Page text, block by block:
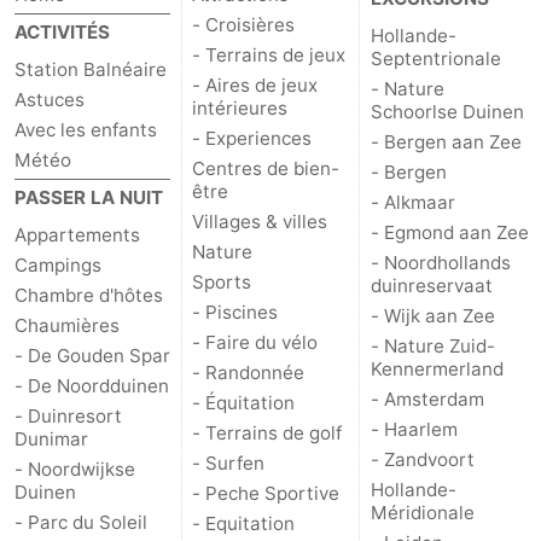
ACTIVITÉS
Station Balnéaire
Astuces
Avec les enfants
Météo
PASSER LA NUIT
Appartements
Campings
Chambre d'hôtes
Chaumières
- De Gouden Spar
- De Noordduinen
- Duinresort
Dunimar
- Noordwijkse
Duinen
- Parc du Soleil
- Croisières
- Terrains de jeux
- Aires de jeux
intérieures
- Experiences
Centres de bien-
être
Villages & villes
Nature
Sports
- Piscines
- Faire du vélo
- Randonnée
- Équitation
- Terrains de golf
- Surfen
- Peche Sportive
- Equitation
Hollande-
Septentrionale
- Nature
Schoorlse Duinen
- Bergen aan Zee
- Bergen
- Alkmaar
- Egmond aan Zee
- Noordhollands
duinreservaat
- Wijk aan Zee
- Nature Zuid-
Kennermerland
- Amsterdam
- Haarlem
- Zandvoort
Hollande-
Méridionale